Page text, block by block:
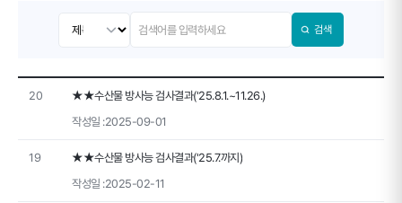
검색
20
★★수산물 방사능 검사결과('25.8.1.~11.26.)
작성일 :2025-09-01
19
★★수산물 방사능 검사결과('25.7.까지)
작성일 :2025-02-11